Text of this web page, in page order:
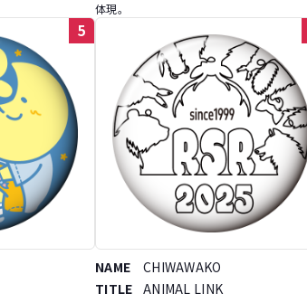
体現。
5
NAME
CHIWAWAKO
TITLE ANIMAL LINK